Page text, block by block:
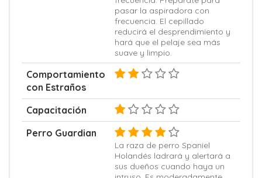
pasar la aspiradora con
frecuencia. El cepillado
reducirá el desprendimiento y
hará que el pelaje sea más
suave y limpio.
Comportamiento
con Estraños
Capacitación
Perro Guardian
La raza de perro Spaniel
Holandés ladrará y alertará a
sus dueños cuando haya un